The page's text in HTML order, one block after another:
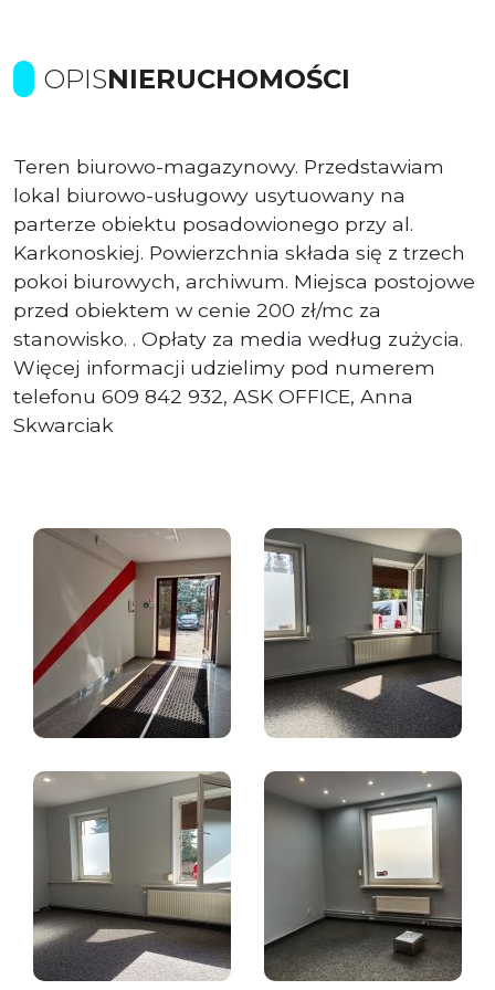
OPISNIERUCHOMOŚCI
Teren biurowo-magazynowy. Przedstawiam
lokal biurowo-usługowy usytuowany na
parterze obiektu posadowionego przy al.
Karkonoskiej. Powierzchnia składa się z trzech
pokoi biurowych, archiwum. Miejsca postojowe
przed obiektem w cenie 200 zł/mc za
stanowisko. . Opłaty za media według zużycia.
Więcej informacji udzielimy pod numerem
telefonu 609 842 932, ASK OFFICE, Anna
Skwarciak